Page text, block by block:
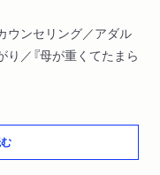
ウンセリング／アダル
／『母が重くてたまら
言葉／母の老い／自分